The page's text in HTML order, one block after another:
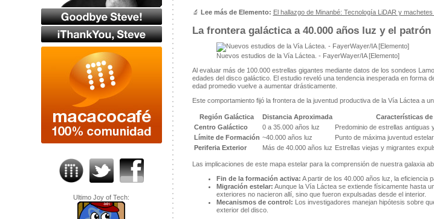
Ultimo Joy of Tech:
🔬 Lee más de Elemento: El hallazgo de Minanbé: Tecnología LiDAR y
La frontera galáctica a 40.000 años luz y el patrón
Nuevos estudios de la Vía Láctea. - FayerWayer/IA [Elemento]
Al evaluar más de 100.000 estrellas gigantes mediante datos de los sondeos
edades del disco galáctico. El estudio reveló una tendencia inesperada en forma
edad promedio vuelve a aumentar drásticamente.
Este comportamiento fijó la frontera de la juventud productiva de la Vía Láctea a
Región Galáctica Distancia Aproximada
Características
Centro Galáctico
0 a 35.000 años luz
Predominio de estrellas antiguas
Límite de Formación ~40.000 años luz
Punto de máxima juventud
Periferia Exterior
Más de 40.000 años luz Estrellas viejas y migrantes
Las implicaciones de este mapa estelar para la comprensión de nuestra galaxia
Fin de la formación activa: A partir de los 40.000 años luz, la eficiencia
Migración estelar: Aunque la Vía Láctea se extiende físicamente hasta
exteriores no nacieron allí, sino que fueron expulsadas desde el interior.
Mecanismos de control: Los investigadores manejan hipótesis sobre
exterior del disco.